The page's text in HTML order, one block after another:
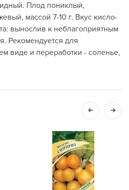
Плод пониклый,
массой 7-10 г. Вкус кисло-
вынослив к неблагоприятным
Рекомендуется для
виде и переработки - соленье,